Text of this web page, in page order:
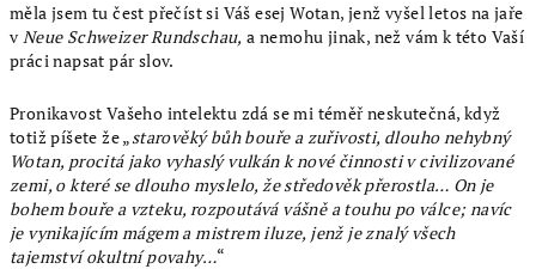
měla jsem tu čest přečíst si Váš esej Wotan, jenž vyšel letos na jaře
v Neue Schweizer Rundschau, a nemohu jinak, než vám k této Vaší
práci napsat pár slov.
Pronikavost Vašeho intelektu zdá se mi téměř neskutečná, když
totiž píšete že „starověký bůh bouře a zuřivosti, dlouho nehybný
Wotan, procitá jako vyhaslý vulkán k nové činnosti v civilizované
zemi, o které se dlouho myslelo, že středověk přerostla… On je
bohem bouře a vzteku, rozpoutává vášně a touhu po válce; navíc
je vynikajícím mágem a mistrem iluze, jenž je znalý všech
tajemství okultní povahy…“